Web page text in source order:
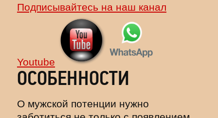
Подписывайтесь на наш канал
Youtube
ОСОБЕННОСТИ
О мужской потенции нужно